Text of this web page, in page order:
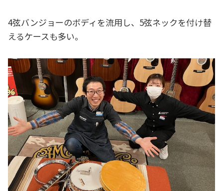
4弦バンジョーのボディを流用し、5弦ネックを付け替
えるケースも多い。